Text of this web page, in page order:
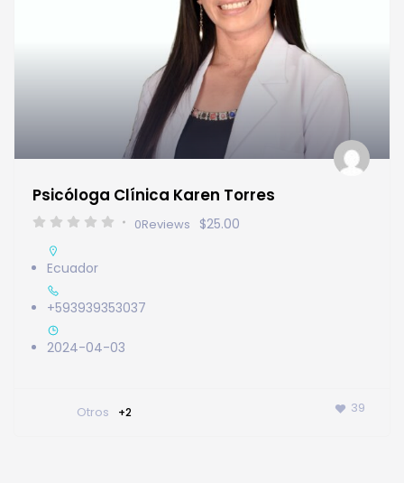
Psicóloga Clínica Karen Torres
0Reviews $25.00
Ecuador
+593939353037
2024-04-03
Otros +2 39